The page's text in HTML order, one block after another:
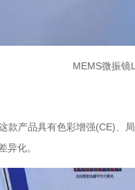
MEMS微振镜
款产品具有色彩增强(CE)、
异化。